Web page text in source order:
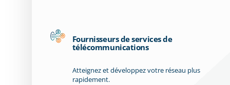
Fournisseurs de services de
télécommunications
Atteignez et développez votre réseau plus
rapidement.